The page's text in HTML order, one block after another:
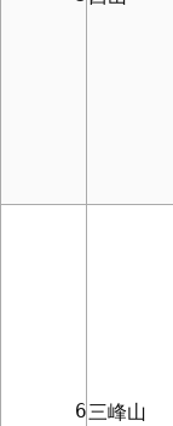
      6
三峰山